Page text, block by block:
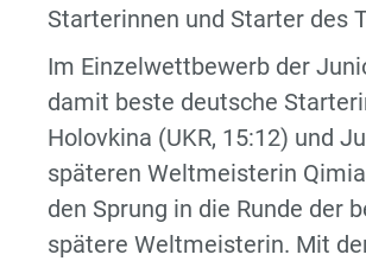
Starterinnen und Starter des
Im Einzelwettbewerb der
damit beste deutsche
Holovkina (UKR, 15:12) und
späteren Weltmeisterin
den Sprung in die Runde der
spätere Weltmeisterin. Mit